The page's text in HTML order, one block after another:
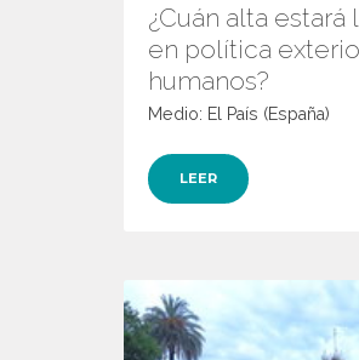
¿Cuán alta estará
en política
humanos?
Medio: El País (España)
LEER